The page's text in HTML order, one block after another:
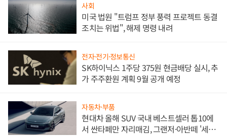
사회
미국 법원 "트럼프 정부 풍력 프로젝트 동결
조치는 위법", 해제 명령 내려
전자·전기·정보통신
SK하이닉스 1주당 375원 현금배당 실시, 추
가 주주환원 계획 9월 공개 예정
자동차·부품
현대차 올해 SUV 국내 베스트셀러 톱10에
서 싼타페만 자리매김, 그랜저·아반떼 '세단